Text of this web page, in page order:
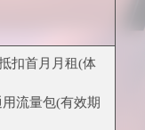
扣首月月租(体
流量包(有效期